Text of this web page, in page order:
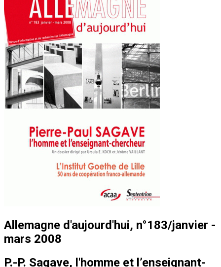
Allemagne d'aujourd'hui, n°183/janvier -
mars 2008
P.-P. Sagave, l'homme et l’enseignant-